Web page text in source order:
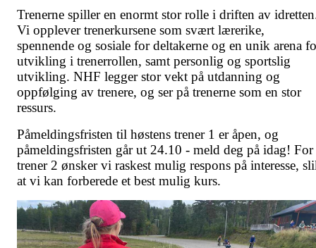
Trenerne spiller en enormt stor rolle i driften av
Vi opplever trenerkursene som svært lærerike,
spennende og sosiale for deltakerne og en unik arena
utvikling i trenerrollen, samt personlig og sportslig
utvikling. NHF legger stor vekt på utdanning og
oppfølging av trenere, og ser på trenerne som en stor
ressurs.
Påmeldingsfristen til høstens trener 1 er åpen, og
påmeldingsfristen går ut 24.10 - meld deg på idag! For
trener 2 ønsker vi raskest mulig respons på interesse,
at vi kan forberede et best mulig kurs.